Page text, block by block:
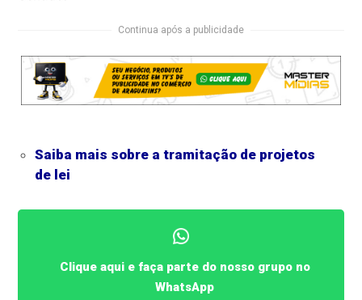
Continua após a publicidade
Saiba mais sobre a tramitação de projetos
de lei
Clique aqui e faça parte do nosso grupo no
WhatsApp